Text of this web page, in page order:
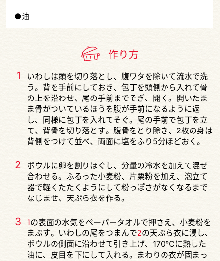
●油
作り方
1
いわしは頭を切り落とし、腹ワタを除いて流水で洗
う。背を手前にしておき、包丁を頭側から入れて骨
の上を沿わせ、尾の手前までそぎ、開く。開いたま
ま骨がついているほうを腹が手前になるように返
し、同様に包丁を入れてそぐ。尾の手前で包丁を立
て、背骨を切り落とす。腹骨をとり除き、2枚の身は
背側をつけて並べ、両面に塩をふり5分ほどおく。
2
ボウルに卵を割りほぐし、分量の冷水を加えて混ぜ
合わせる。ふるった小麦粉、片栗粉を加え、泡立て
器で軽くたたくようにして粉っぽさがなくなるまで
なじませ、天ぷら衣を作る。
3 1の表面の水気をペーパータオルで押さえ、小麦粉を
まぶす。いわしの尾をつまんで2の天ぷら衣に浸し、
ボウルの側面に沿わせて引き上げ、170℃に熱した
油に、皮目を下にして入れる。まわりの衣が固まっ